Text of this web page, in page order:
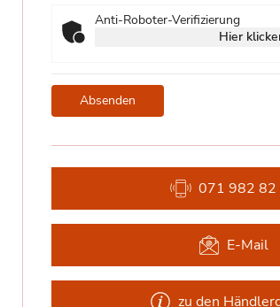
Anti-Roboter-Verifizierung
Hier
Absenden
071 982 82
E-Mail
zu den